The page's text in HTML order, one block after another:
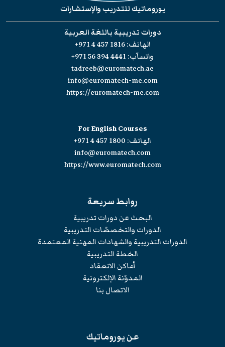
يوروماتيك للتدريب والإستشارات
دورات تدريبية باللغة العربية
الهاتف:+971 4 457 1816
واتسآب:+971 56 394 4441
tadreeb@euromatech.ae
info@euromatech-me.com
https://euromatech-me.com
For English Courses
الهاتف: +971 4 457 1800
info@euromatech.com
https://www.euromatech.com
روابط سريعة
البحث عن دورات تدريبية
الدورات والتخصصّات التدريبية
الدورات التدريبية والشهادات المهنية المعتمدة
الخطة التدريبية
أماكن الانعقاد
المدوّنة الإلكترونية
الاتصال بنا
عن يوروماتيك